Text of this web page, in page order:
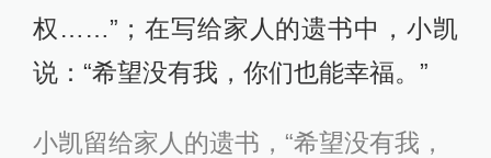
权……”；在写给家人的遗书中，小凯
说：“希望没有我，你们也能幸福。”
小凯留给家人的遗书，“希望没有我，